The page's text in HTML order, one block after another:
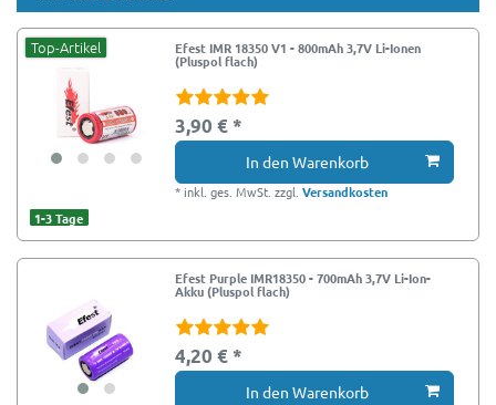
Top-Artikel Efest IMR 18350 V1 - 800mAh 3,7V Li-Ionen
(Pluspol flach)
3,90 € *
In den Warenkorb
* inkl. ges. MwSt. zzgl.Versandkosten
1-3 Tage
Efest Purple IMR18350 - 700mAh 3,7V Li-Ion-
Akku (Pluspol flach)
4,20 € *
In den Warenkorb